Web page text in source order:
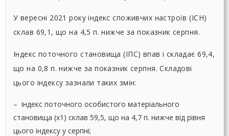
У вересні 2021 року індекс споживчих настроїв (ІСН)
склав 69,1, що на 4,5 п. нижче за показник серпня.
Індекс поточного становища (ІПС) впав і складає 69,4,
що на 0,8 п. нижче за показник серпня. Складові
цього індексу зазнали таких змін:
– індекс поточного особистого матеріального
становища (х1) склав 59,5, що на 4,7 п. нижче від рівня
цього індексу у серпні;